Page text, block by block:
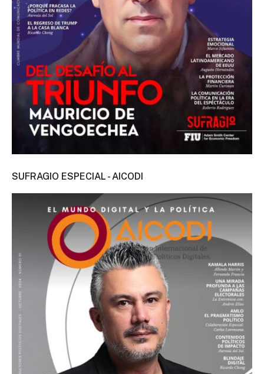
SUFRAGIO ESPECIAL - AICODI